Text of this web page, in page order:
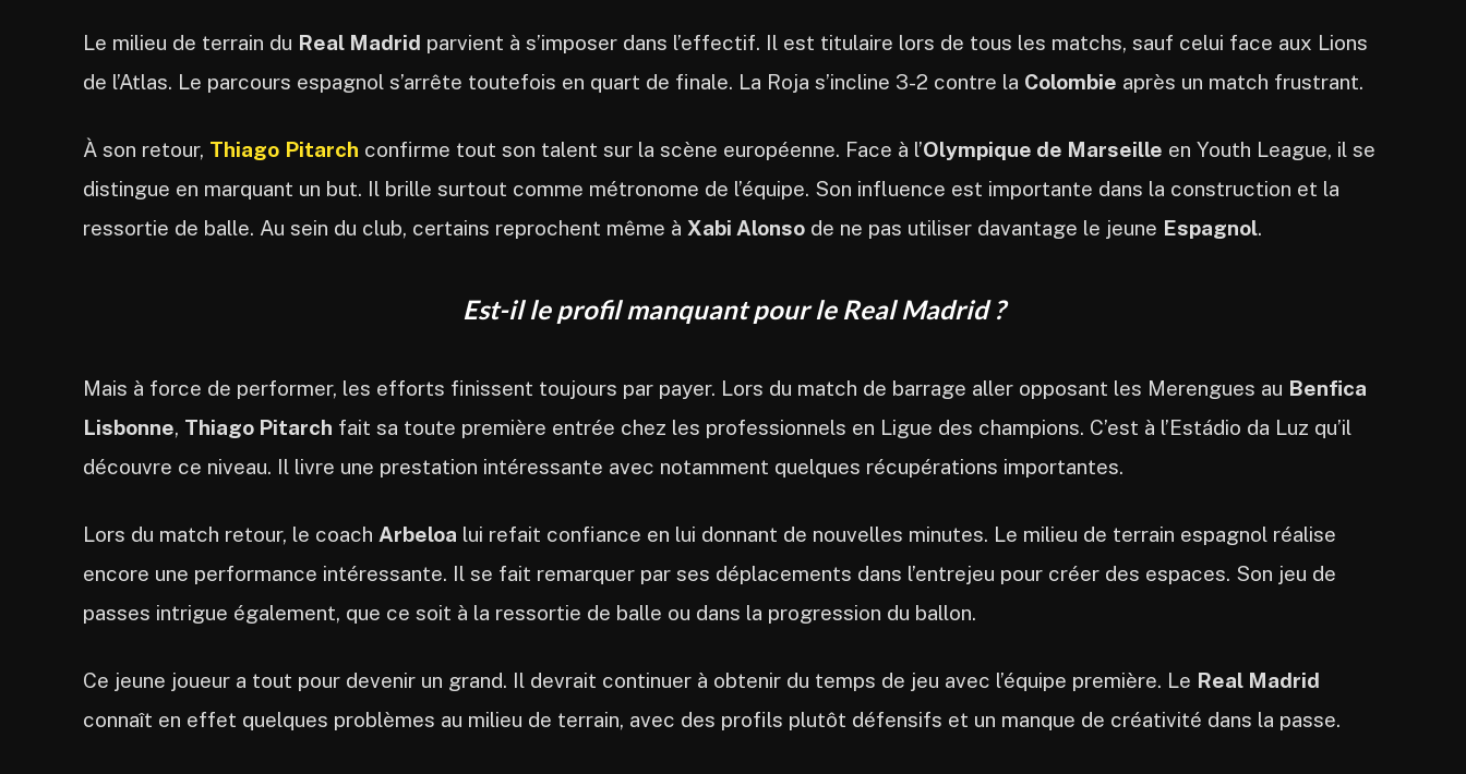
Le milieu de terrain du Real Madrid parvient à s’imposer dans l’effectif. Il est titulaire lors de tous les matchs, sauf celui face aux Lions
de l’Atlas. Le parcours espagnol s’arrête toutefois en quart de finale. La Roja s’incline 3-2 contre la Colombie après un match frustrant.
À son retour, Thiago Pitarch confirme tout son talent sur la scène européenne. Face à l’Olympique de Marseille en Youth League, il se
distingue en marquant un but. Il brille surtout comme métronome de l’équipe. Son influence est importante dans la construction et la
ressortie de balle. Au sein du club, certains reprochent même à Xabi Alonso de ne pas utiliser davantage le jeune Espagnol.
Est-il le profil manquant pour le Real Madrid ?
Mais à force de performer, les efforts finissent toujours par payer. Lors du match de barrage aller opposant les Merengues au Benfica
Lisbonne, Thiago Pitarch fait sa toute première entrée chez les professionnels en Ligue des champions. C’est à l’Estádio da Luz qu’il
découvre ce niveau. Il livre une prestation intéressante avec notamment quelques récupérations importantes.
Lors du match retour, le coach Arbeloa lui refait confiance en lui donnant de nouvelles minutes. Le milieu de terrain espagnol réalise
encore une performance intéressante. Il se fait remarquer par ses déplacements dans l’entrejeu pour créer des espaces. Son jeu de
passes intrigue également, que ce soit à la ressortie de balle ou dans la progression du ballon.
Ce jeune joueur a tout pour devenir un grand. Il devrait continuer à obtenir du temps de jeu avec l’équipe première. Le Real Madrid
connaît en effet quelques problèmes au milieu de terrain, avec des profils plutôt défensifs et un manque de créativité dans la passe.